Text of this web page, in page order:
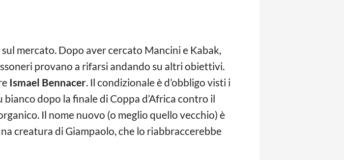
mercato. Dopo aver cercato Mancini e Kabak,
provano a rifarsi andando su altri obiettivi.
Ismael Bennacer. Il condizionale è d’obbligo visti i
dopo la finale di Coppa d’Africa contro il
Il nome nuovo (o meglio quello vecchio) è
creatura di Giampaolo, che lo riabbraccerebbe